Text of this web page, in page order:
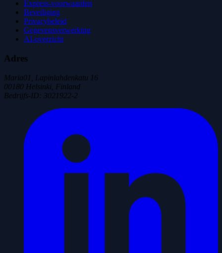
Express-voorwaarden
Beveiliging
Privacybeleid
Gegevensverwerking
AI-overzicht
Adres
Maria01, Lapinlahdenkatu 16
00180 Helsinki, Finland
Bedrijfs-ID: 3021922-2